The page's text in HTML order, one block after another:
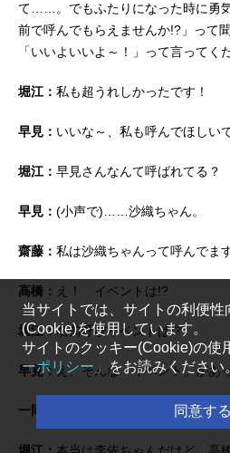
て……。でもふたりになった時に勇
前で呼んでもらえませんか!?」って
「いいよいいよ～！」って言ってく
堀江： 私も超うれしかったです！
早見： いいな～、私も呼んでほしい
堀江： 早見さんなんて呼ばれてる？
早見： (小声で)……沙織ちゃん。
齋藤： 私は沙織ちゃんって呼んでま
高橋： え！ イベントは!?
堀江：名前呼びイベントは!?
早見：え、そんな「イベント」があ
一同：
当サイトでは、サイトの利便
(Cookie)を使用しています。
サイトのクッキー(Cookie)の使
ーポリシー」をお読みください
同意する